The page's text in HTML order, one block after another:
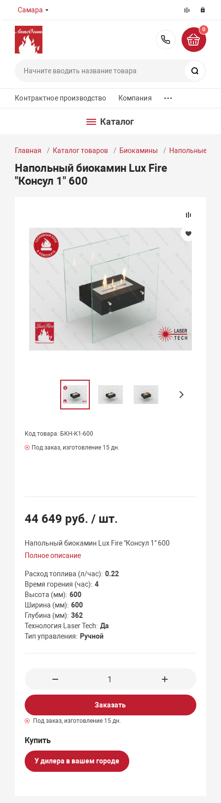
Самара
8 (800)
0
Контрактное производство Компания ...
Каталог
Главная Каталог товаров Биокамины Напольные
Напольный биокамин Lux Fire
"Консул 1" 600
Код товара: БКН-К1-600
Под заказ, изготовление 15 дн.
44 649 руб./ шт.
Напольный биокамин Lux Fire "Консул 1" 600
Полное описание
Расход топлива (л/час) 0.22
Время горения (час) 4
Высота (мм) 600
Ширина (мм) 600
Глубина (мм) 362
Технология Laser Tech Да
Тип управления
Ручной
Заказать
Под заказ, изготовление 15 дн.
У дилера в вашем городе